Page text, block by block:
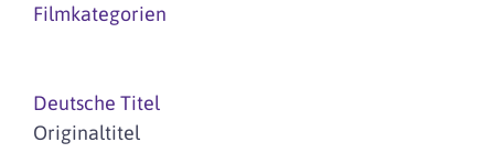
Filmkategorien
Deutsche Titel
Originaltitel